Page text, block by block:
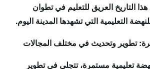
التاريخ العريق للتعليم في تطوان
التعليمية التي تشهدها المدينة اليوم.
تطوير وتحديث في مختلف المجالات
تعليمية مستمرة، تتجلى في تطوير